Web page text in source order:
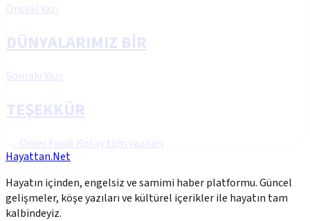
Önceki Yazı
DÜNYALARIMIZ BİR
Sonraki Yazı
TEŞEKKÜR
← Ömer Faruk Kotaytüm yazıları
Hayattan.Net
Hayatın içinden, engelsiz ve samimi haber platformu. Güncel
gelişmeler, köşe yazıları ve kültürel içerikler ile hayatın tam
kalbindeyiz.